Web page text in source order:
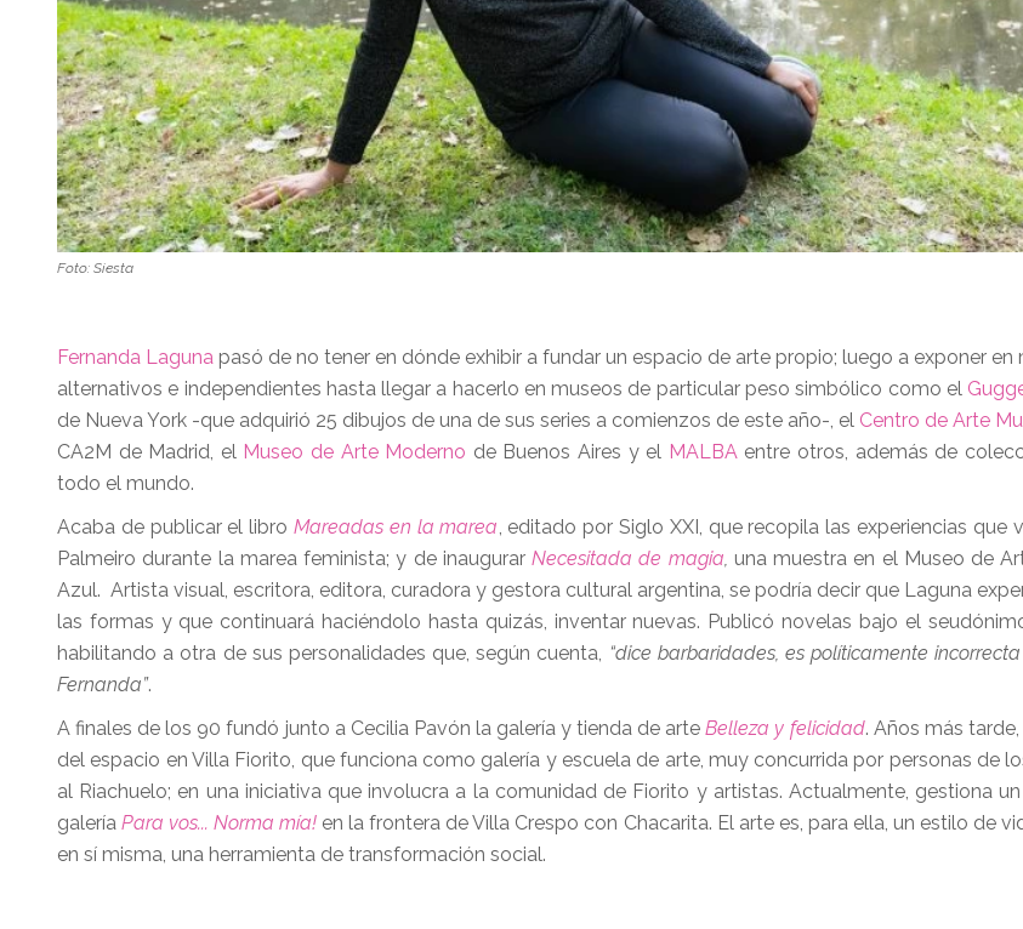
Foto: Siesta
Fernanda Laguna pasó de no tener en dónde exhibir a fundar un espacio de arte propio; luego a exponer
alternativos e independientes hasta llegar a hacerlo en museos de particular peso simbólico como el
de Nueva York -que adquirió 25 dibujos de una de sus series a comienzos de este año-, el Centro de Arte
CA2M de Madrid, el Museo de Arte Moderno de Buenos Aires y el MALBAentre otros, además de
todo el mundo.
Acaba de publicar el libroMareadas en la marea, editado por Siglo XXI, que recopila las experiencias que
Palmeiro durante la marea feminista; y de inaugurar Necesitada de magia, una muestra en el Museo de
Azul. Artista visual, escritora, editora, curadora y gestora cultural argentina, se podría decir que Laguna
las formas y que continuará haciéndolo hasta quizás, inventar nuevas. Publicó novelas bajo el
habilitando a otra de sus personalidades que, según cuenta, “dice barbaridades, es políticamente
Fernanda”.
A finales de los 90 fundó junto a Cecilia Pavón la galería y tienda de arteBelleza y felicidad. Años más
del espacio en Villa Fiorito, que funciona como galería y escuela de arte, muy concurrida por personas de
al Riachuelo; en una iniciativa que involucra a la comunidad de Fiorito y artistas. Actualmente, gestiona
galeríaPara vos... Norma mía! en la frontera de Villa Crespo con Chacarita. El arte es, para ella, un estilo de
en sí misma, una herramienta de transformación social.